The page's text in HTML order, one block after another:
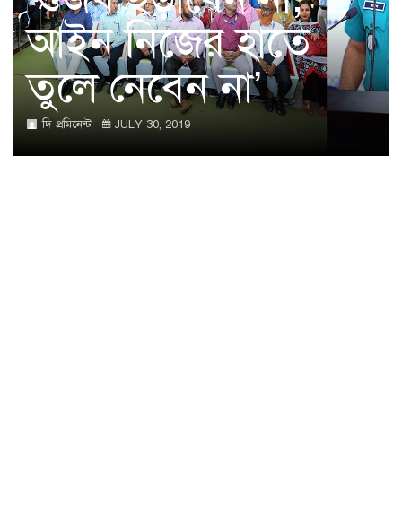
আইন নিজের হাতে
তুলে নেবেন না’
দি প্রমিনেন্ট JULY 30, 2019